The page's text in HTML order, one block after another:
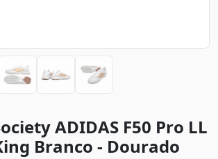
ADIDAS F50 Pro LL
Branco - Dourado